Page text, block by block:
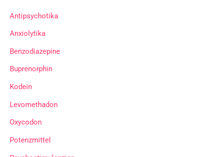
Antipsychotika
Anxiolytika
Benzodiazepine
Buprenorphin
Kodein
Levomethadon
Oxycodon
Potenzmittel